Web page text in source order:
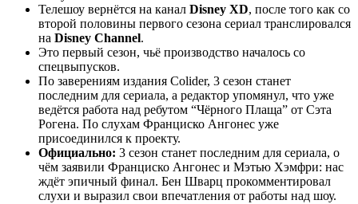
Телешоу вернётся на канал Disney XD, после того как со
второй половины первого сезона сериал транслировался
на Disney Channel.
Это первый сезон, чьё производство началось со
спецвыпусков.
По заверениям издания Colider, 3 сезон станет
последним для сериала, а редактор упомянул, что уже
ведётся работа над ребутом “Чёрного Плаща” от Сэта
Рогена. По слухам Франциско Ангонес уже
присоединился к проекту.
Официально: 3 сезон станет последним для сериала, о
чём заявили Франциско Ангонес и Мэтью Хэмфри: нас
ждёт эпичный финал. Бен Шварц прокомментировал
слухи и выразил свои впечатления от работы над шоу.